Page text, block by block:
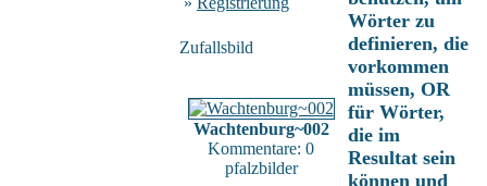
Zufallsbild
Wachtenburg~002
Kommentare: 0
pfalzbilder
Wörter zu
definieren, die
vorkommen
müssen, OR
für Wörter,
die im
Resultat sein
können und